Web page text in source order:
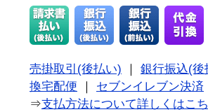
売掛取引(後払い)
銀行振込(後
換宅配便
セブンイレブン決済
⇒支払方法について詳しくはこ